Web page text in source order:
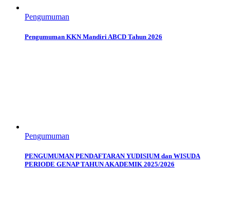
Pengumuman
Pengumuman KKN Mandiri ABCD Tahun 2026
Pengumuman
PENGUMUMAN PENDAFTARAN YUDISIUM dan WISUDA
PERIODE GENAP TAHUN AKADEMIK 2025/2026